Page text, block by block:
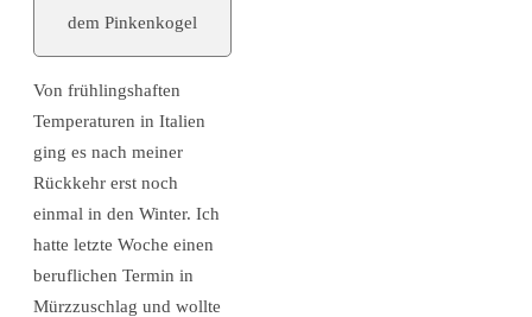
dem Pinkenkogel
Von frühlingshaften
Temperaturen in Italien
ging es nach meiner
Rückkehr erst noch
einmal in den Winter. Ich
hatte letzte Woche einen
beruflichen Termin in
Mürzzuschlag und wollte